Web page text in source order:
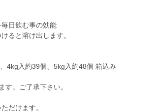
日飲む事の効能
ると溶け出します。
4kg入約39個、5kg入約48個 箱込み
す。ご了承下さい。
だけます。